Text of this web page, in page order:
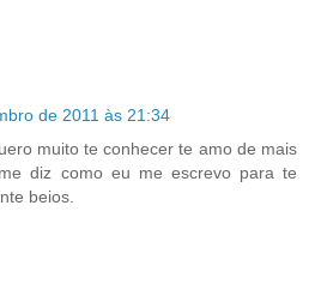
de 2011 às 21:34
muito te conhecer te amo de mais
diz como eu me escrevo para te
beios.